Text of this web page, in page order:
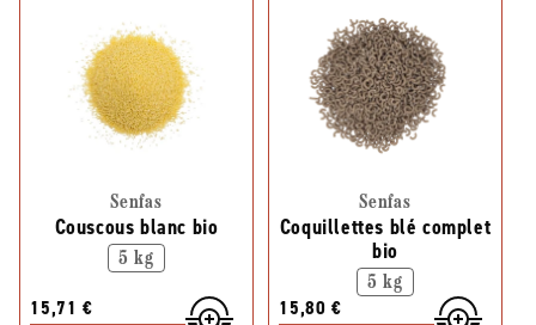
Senfas
Couscous blanc bio
5 kg
15,71 €
Senfas
Coquillettes blé complet
bio
5 kg
15,80 €